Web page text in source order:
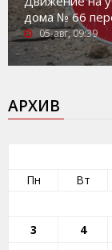
дома № 66
05-авг, 09:39
АРХИВ
Пн
Вт
3
4